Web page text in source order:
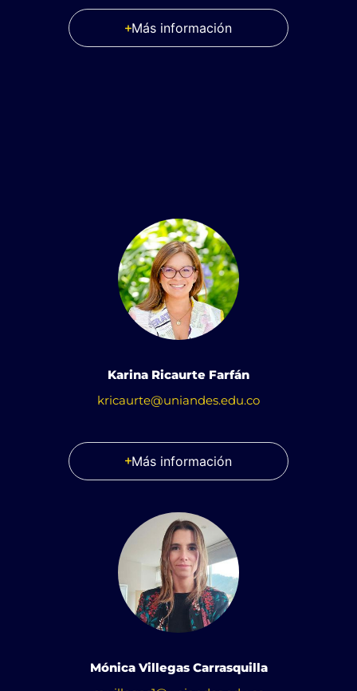
Más información
Karina Ricaurte Farfán
kricaurte@uniandes.edu.co
Más información
Mónica Villegas Carrasquilla